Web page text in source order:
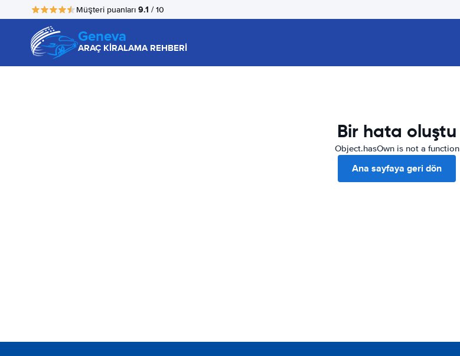
Müşteri puanları 9.1 / 10
Geneva
ARAÇ KİRALAMA REHBERİ
Bir hata oluştu
Object.hasOwn is not a function
Ana sayfaya geri dön